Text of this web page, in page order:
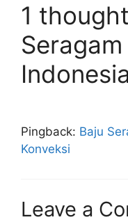
1
Pingback: Baju
Konveksi
Leave a